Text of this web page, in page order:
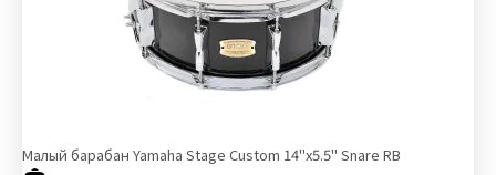
Малый барабан Yamaha Stage Custom 14"x5.5" Snare RB